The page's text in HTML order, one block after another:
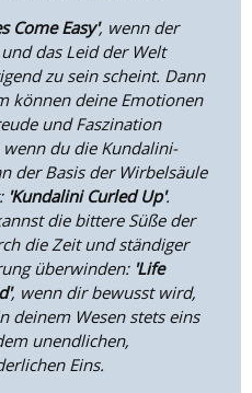
Come Easy', wenn der
das Leid der Welt
zu sein scheint. Dann
können deine Emotionen
und Faszination
wenn du die Kundalini-
der Basis der Wirbelsäule
'Kundalini Curled Up'.
die bittere Süße der
die Zeit und ständiger
überwinden: 'Life
, wenn dir bewusst wird,
deinem Wesen stets eins
unendlichen,
Eins.